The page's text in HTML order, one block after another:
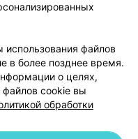
cookie
данных
файлов
в более позднее время.
о целях,
файлов cookie вы
обработки